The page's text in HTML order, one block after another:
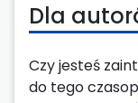
Dla
Czy jesteś
do tego